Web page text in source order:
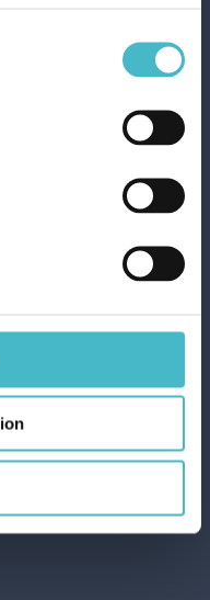
qualsiasi richiesta